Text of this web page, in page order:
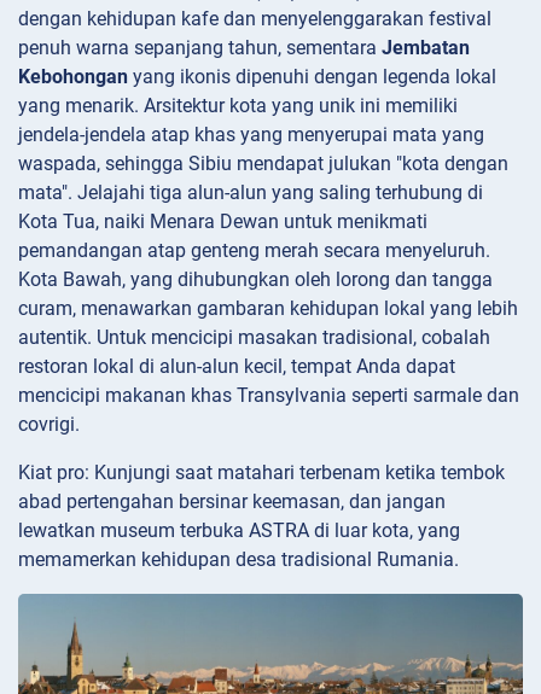
dengan kehidupan kafe dan menyelenggarakan festival
penuh warna sepanjang tahun, sementara Jembatan
Kebohongan yang ikonis dipenuhi dengan legenda lokal
yang menarik. Arsitektur kota yang unik ini memiliki
jendela-jendela atap khas yang menyerupai mata yang
waspada, sehingga Sibiu mendapat julukan "kota dengan
mata". Jelajahi tiga alun-alun yang saling terhubung di
Kota Tua, naiki Menara Dewan untuk menikmati
pemandangan atap genteng merah secara menyeluruh.
Kota Bawah, yang dihubungkan oleh lorong dan tangga
curam, menawarkan gambaran kehidupan lokal yang lebih
autentik. Untuk mencicipi masakan tradisional, cobalah
restoran lokal di alun-alun kecil, tempat Anda dapat
mencicipi makanan khas Transylvania seperti sarmale dan
covrigi.
Kiat pro: Kunjungi saat matahari terbenam ketika tembok
abad pertengahan bersinar keemasan, dan jangan
lewatkan museum terbuka ASTRA di luar kota, yang
memamerkan kehidupan desa tradisional Rumania.